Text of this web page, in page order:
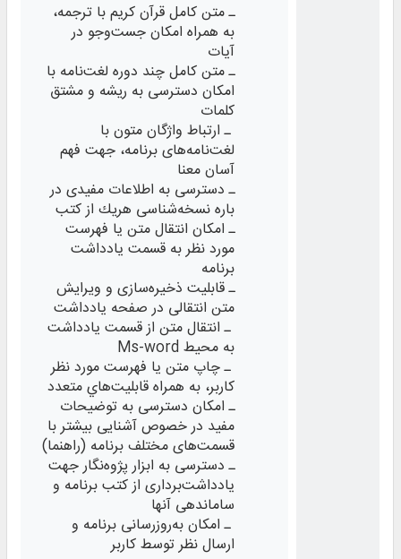
ـ متن کامل قرآن کریم با ترجمه،
به همراه امکان جست‌وجو در
آیات
ـ متن کامل چند دوره لغت‌نامه با
امکان دسترسی به ريشه و مشتق
کلمات
ـ ارتباط واژگان متون با
لغت‌نامه‌های برنامه، جهت فهم
آسان معنا
ـ دسترسی به اطلاعات مفيدی در
باره نسخه‌شناسی هريك از كتب
ـ امكان انتقال متن یا فهرست
مورد نظر به قسمت یادداشت
برنامه
ـ قابلیت ذخيره‌‌سازی و ويرايش
متن انتقالی در صفحه یادداشت
ـ انتقال متن از قسمت یادداشت
به محيط Ms-word
ـ چاپ متن یا فهرست مورد نظر
کاربر، به همراه قابليت‌هاي متعدد
ـ امکان دسترسی به توضيحات
مفيد در خصوص آشنايی بيشتر با
قسمت‌های مختلف برنامه (راهنما)
ـ دسترسی به ابزار پژوه‌نگار جهت
یادداشت‌برداری از کتب برنامه و
ساماندهی آنها
ـ امکان به‌روزرسانی برنامه و
ارسال نظر توسط کاربر